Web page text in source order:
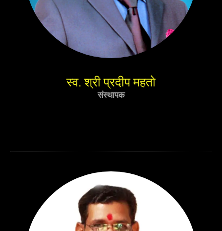
स्व. श्री प्रदीप महतो
संस्थापक